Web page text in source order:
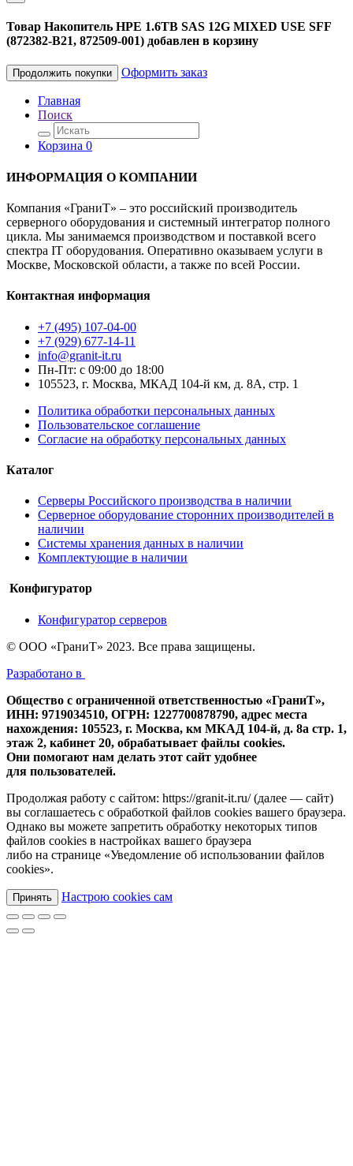
Товар Накопитель HPE 1.6TB SAS 12G MIXED USE SFF
(872382-B21, 872509-001) добавлен в корзину
Продолжить покупки Оформить заказ
Главная
Поиск
Корзина 0
ИНФОРМАЦИЯ О КОМПАНИИ
Компания «ГраниТ» – это российский производитель
серверного оборудования и системный интегратор полного
цикла. Мы занимаемся производством и поставкой всего
спектра IT оборудования. Оперативно оказываем услуги в
Москве, Московской области, а также по всей России.
Контактная информация
+7 (495) 107-04-00
+7 (929) 677-14-11
info@granit-it.ru
Пн-Пт: с 09:00 до 18:00
105523, г. Москва, МКАД 104-й км, д. 8А, стр. 1
Политика обработки персональных данных
Пользовательское соглашение
Согласие на обработку персональных данных
Каталог
Серверы Российского производства в наличии
Серверное оборудование сторонних производителей в
наличии
Системы хранения данных в наличии
Комплектующие в наличии
Конфигуратор
Конфигуратор серверов
© ООО «ГраниТ» 2023. Все права защищены.
Разработано в
Общество с ограниченной ответственностью «ГраниТ»,
ИНН: 9719034510, ОГРН: 1227700878790, адрес места
нахождения: 105523, г. Москва, км МКАД 104-й, д. 8а стр. 1,
этаж 2, кабинет 20, обрабатывает файлы cookies.
Они помогают нам делать этот сайт удобнее
для пользователей.
Продолжая работу с сайтом: https://granit-it.ru/ (далее — сайт)
вы соглашаетесь с обработкой файлов cookies вашего браузера.
Однако вы можете запретить обработку некоторых типов
файлов cookies в настройках вашего браузера
либо на странице «Уведомление об использовании файлов
cookies».
Принять Настрою cookies сам